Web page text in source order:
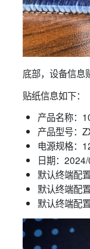
底部，设备信息
贴纸信息如下：
产品名称：
产品型号：
电源规格：
日期：
默认终端配
默认终端配
默认终端配